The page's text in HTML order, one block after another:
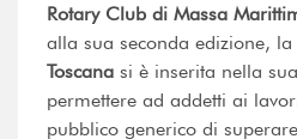
Rotary Club di Massa
alla sua seconda edizione, la
Toscana si è inserita nella
permettere ad addetti ai
pubblico generico di